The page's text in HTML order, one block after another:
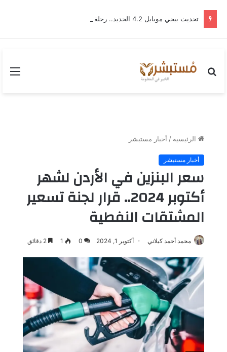
بحث
الرئيسية / أخبار مستبشر
أخبار مستبشر
سعر البنزين في الأردن لشهر
أكتوبر 2024.. قرار لجنة تسعير
المشتقات النفطية
محمد أحمد كيلاني أكتوبر 1, 2024 0
1